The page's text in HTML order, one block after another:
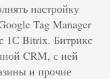
настройку
Tag Manager
1С Bitrix. Битрикс
CRM, с ней
и прочие